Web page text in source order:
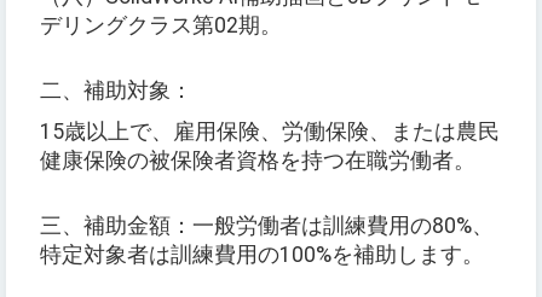
デリングクラス第02期。
二、補助対象：
15歳以上で、雇用保険、労働保険、または農民
健康保険の被保険者資格を持つ在職労働者。
三、補助金額：一般労働者は訓練費用の80%、
特定対象者は訓練費用の100%を補助します。